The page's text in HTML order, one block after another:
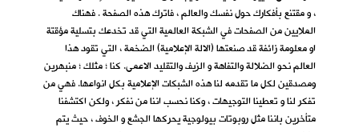
، و مقتنع بأفكارك حول نفسك والعالم ، فاترك هذه الصفحة . فهناك
الملايين من الصفحات في الشبكة العالمية التي قد تخدعك بتسلية مؤقتة
او معلومة زائفة قد صنعتها (الالة الإعلامية) الضخمة ، التي تقود هذا
العالم نحو الضلالة والتفاهة و الزيف والتقليد الاعمى. كنا ؛ مثلك ؛ منبهرين
ومصدقين لكل ما تقدمه لنا هذه الشبكات الإعلامية بكل انواعها. فهي من
تفكر لنا و تعطينا التوجيهات ، وكنا نحسب اننا من نفكر ، ولكن اكتشفنا
متأخرين باننا مثل روبوتات بيولوجية يحركها الجشع و الخوف ، حيث يتم